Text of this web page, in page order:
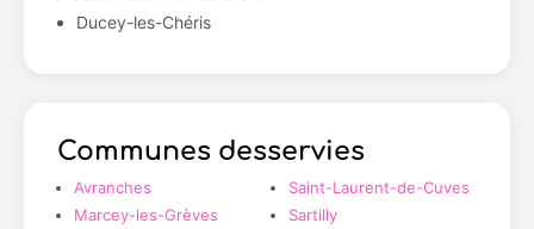
Ducey-les-Chéris
Communes desservies
Avranches
Marcey-les-Grèves
Saint-Laurent-de-Cuves
Sartilly